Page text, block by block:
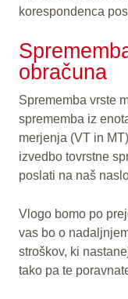
korespondenca
obračuna
Sprememba vrste
sprememba iz
merjenja (VT in
izvedbo tovrstne
poslati na naš
Vlogo bomo po
vas bo o
stroškov, ki
tako pa te